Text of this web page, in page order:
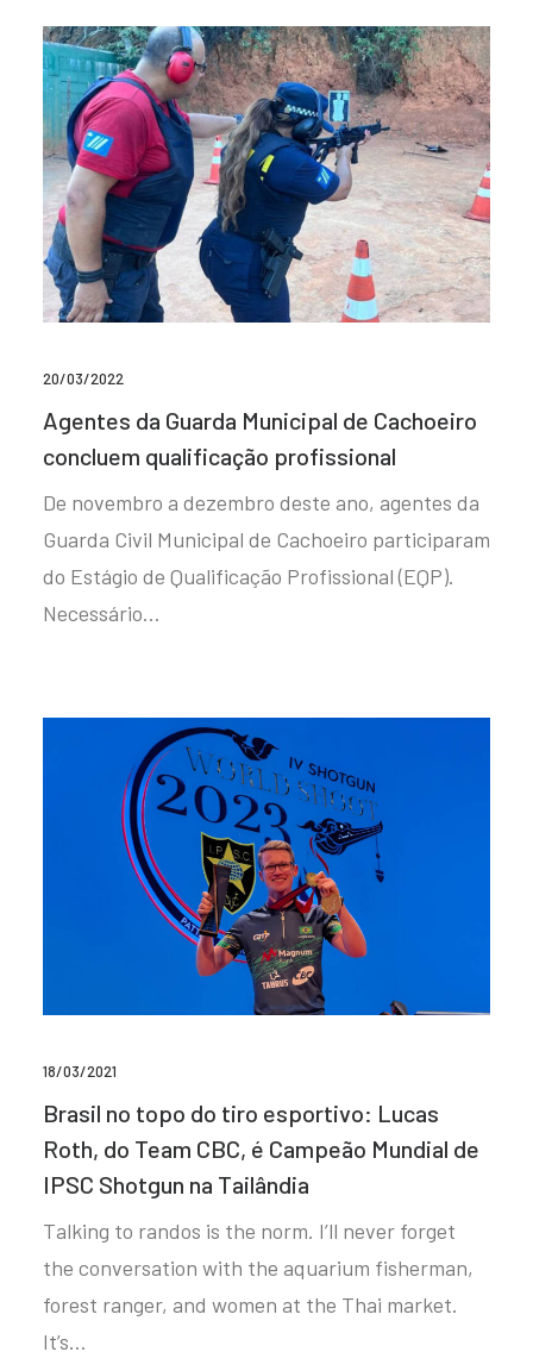
20/03/2022
Agentes da Guarda Municipal de Cachoeiro
concluem qualificação profissional
De novembro a dezembro deste ano, agentes da
Guarda Civil Municipal de Cachoeiro participaram
do Estágio de Qualificação Profissional (EQP).
Necessário…
18/03/2021
Brasil no topo do tiro esportivo: Lucas
Roth, do Team CBC, é Campeão Mundial de
IPSC Shotgun na Tailândia
Talking to randos is the norm. I’ll never forget
the conversation with the aquarium fisherman,
forest ranger, and women at the Thai market.
It’s…